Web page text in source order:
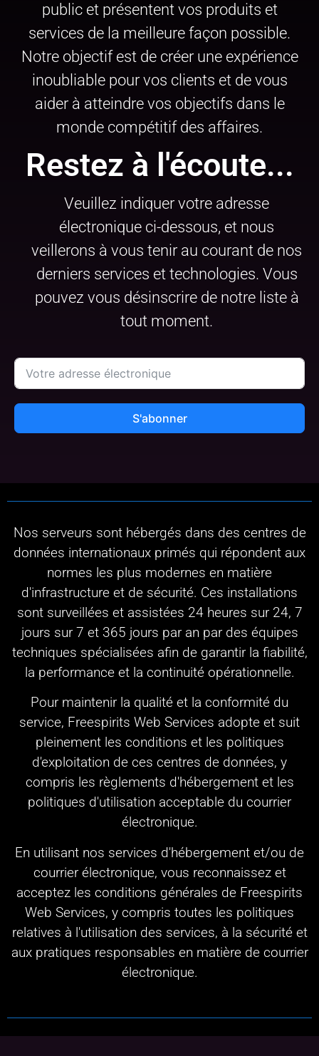
public et présentent vos produits et
services de la meilleure façon possible.
Notre objectif est de créer une expérience
inoubliable pour vos clients et de vous
aider à atteindre vos objectifs dans le
monde compétitif des affaires.
Restez à l'écoute...
Veuillez indiquer votre adresse
électronique ci-dessous, et nous
veillerons à vous tenir au courant de nos
derniers services et technologies. Vous
pouvez vous désinscrire de notre liste à
tout moment.
S'abonner
Nos serveurs sont hébergés dans des centres de
données internationaux primés qui répondent aux
normes les plus modernes en matière
d'infrastructure et de sécurité. Ces installations
sont surveillées et assistées 24 heures sur 24, 7
jours sur 7 et 365 jours par an par des équipes
techniques spécialisées afin de garantir la fiabilité,
la performance et la continuité opérationnelle.
Pour maintenir la qualité et la conformité du
service, Freespirits Web Services adopte et suit
pleinement les conditions et les politiques
d'exploitation de ces centres de données, y
compris les règlements d'hébergement et les
politiques d'utilisation acceptable du courrier
électronique.
En utilisant nos services d'hébergement et/ou de
courrier électronique, vous reconnaissez et
acceptez les conditions générales de Freespirits
Web Services, y compris toutes les politiques
relatives à l'utilisation des services, à la sécurité et
aux pratiques responsables en matière de courrier
électronique.